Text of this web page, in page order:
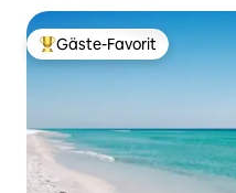
Beliebter Gäste-Favorit.
Gäste-Favorit